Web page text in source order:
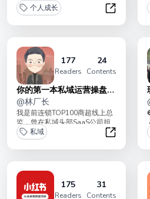
个人成长
用复盘重
177
Readers
24
Contents
你的第一本私域运营操盘速
成指南
@林厂长
我是前连锁TOP100商超线上总
监，曾在私域头部SaaS公司担
商家运营，服务过1000+商家经
营私域...
私域
你的第一
175
Readers
31
Contents